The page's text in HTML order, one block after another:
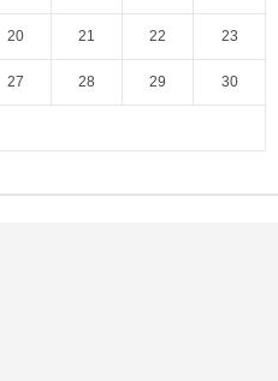
20 21 22 23
27 28 29 30